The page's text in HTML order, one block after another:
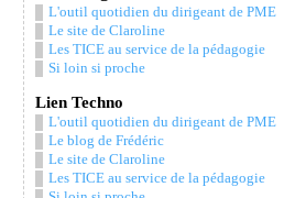
L'outil quotidien du dirigeant de PME
Le site de Claroline
Les TICE au service de la pédagogie
Si loin si proche
Lien Techno
L'outil quotidien du dirigeant de PME
Le blog de Frédéric
Le site de Claroline
Les TICE au service de la pédagogie